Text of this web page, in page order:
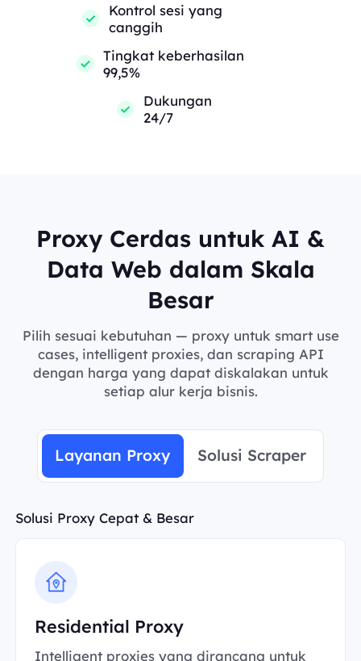
Kontrol sesi yang
canggih
Tingkat keberhasilan
99,5%
Dukungan
24/7
Proxy Cerdas untuk AI &
Data Web dalam Skala
Besar
Pilih sesuai kebutuhan — proxy untuk smart use
cases, intelligent proxies, dan scraping API
dengan harga yang dapat diskalakan untuk
setiap alur kerja bisnis.
Layanan Proxy Solusi Scraper
Solusi Proxy Cepat & Besar
Residential Proxy
Intelligent proxies yang dirancang untuk